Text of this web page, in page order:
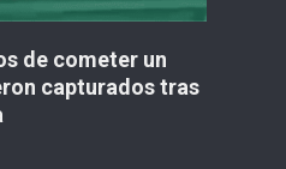
de cometer un
capturados tras